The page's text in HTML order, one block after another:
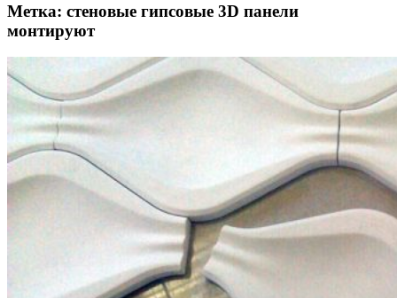
Метка: стеновые гипсовые 3D панели
монтируют